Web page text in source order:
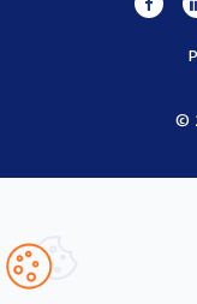
©
Ustawy o PPK przez